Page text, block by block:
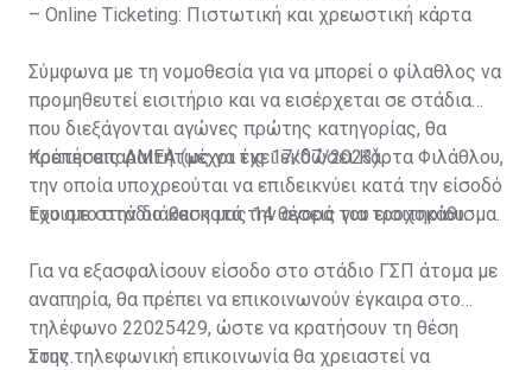
– Online Ticketing: Πιστωτική και χρεωστική κάρτα
Σύμφωνα με τη νομοθεσία για να μπορεί ο φίλαθλος να
προμηθευτεί εισιτήριο και να εισέρχεται σε στάδια
που διεξάγονται αγώνες πρώτης κατηγορίας, θα
πρέπει απαραιτήτως να έχει εκδώσει Κάρτα Φιλάθλου,
την οποία υποχρεούται να επιδεικνύει κατά την είσοδό
του στο στάδιο και κατά την αγορά του εισιτηρίου.
Κρατήσεις ΑΜΕΑ (μέχρι τις 17/07/2023)
Έχουμε στην διάθεση μας 14 θέσεις για τροχοκάθισμα.
Για να εξασφαλίσουν είσοδο στο στάδιο ΓΣΠ άτομα με
αναπηρία, θα πρέπει να επικοινωνούν έγκαιρα στο
τηλέφωνο 22025429, ώστε να κρατήσουν τη θέση
τους.
Στην τηλεφωνική επικοινωνία θα χρειαστεί να